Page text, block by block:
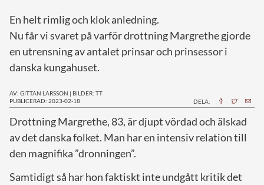
En helt rimlig och klok anledning.
Nu får vi svaret på varför drottning Margrethe gjorde
en utrensning av antalet prinsar och prinsessor i
danska kungahuset.
AV: GITTAN LARSSON | BILDER: TT
PUBLICERAD: 2023-02-18
DELA:
Drottning Margrethe, 83, är djupt vördad och älskad
av det danska folket. Man har en intensiv relation till
den magnifika ”dronningen”.
Samtidigt så har hon faktiskt inte undgått kritik det